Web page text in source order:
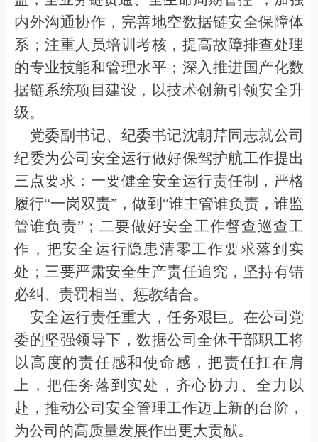
内外沟通协作，完善地空数据链安全保障体
系；注重人员培训考核，提高故障排查处理
的专业技能和管理水平；深入推进国产化数
据链系统项目建设， 以技术创新引领安全升
级。
党委副书记、纪委书记沈朝芹同志就公司
纪委为公司安全运行做好保驾护航工作提出
三点要求：一要健全安全运行责任制，严格
履行“一岗双责” ，做到 “谁主管谁负责，谁监
管谁负责”；二要做好安全工作督查巡查工
作，把安全运行隐患清零工作要求落到实
处；三要严肃安全生产责任追究，坚持有错
必纠、责罚相当、惩教结合。
安全运行责任重大，任务艰巨。在公司党
委的坚强领导下， 数据公司 全体干部职工将
以高度的责任感和使命感，把责任扛在肩
上，把任务落到实处， 齐心协力、全力以
赴，推动公司安全管理工作迈上新的台阶，
为公司的高质量发展作出更大贡献。